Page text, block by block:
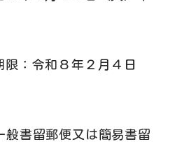
限：令和８年２月４日
書留郵便又は簡易書留